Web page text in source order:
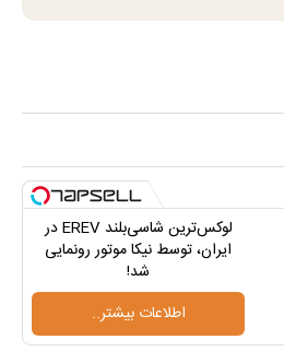
لوکس‌ترین شاسی‌بلند EREV در
ایران، توسط نیکا موتور رونمایی
شد!
اطلاعات بیشتر..